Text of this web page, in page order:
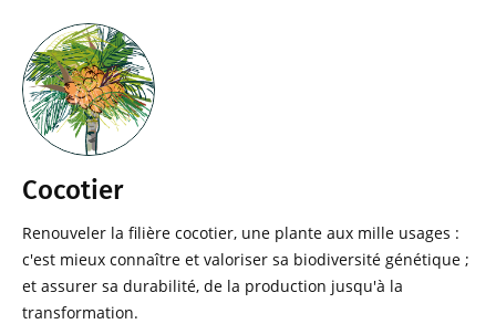
Cocotier
Renouveler la filière cocotier, une plante aux mille usages :
c'est mieux connaître et valoriser sa biodiversité génétique ;
et assurer sa durabilité, de la production jusqu'à la
transformation.